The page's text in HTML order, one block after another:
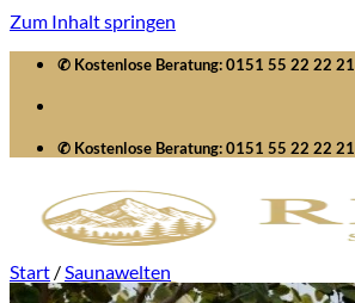
Zum Inhalt springen
✆ Kostenlose Beratung:0151 55 22 22 21
✆ Kostenlose Beratung:0151 55 22 22 21
Start /Saunawelten